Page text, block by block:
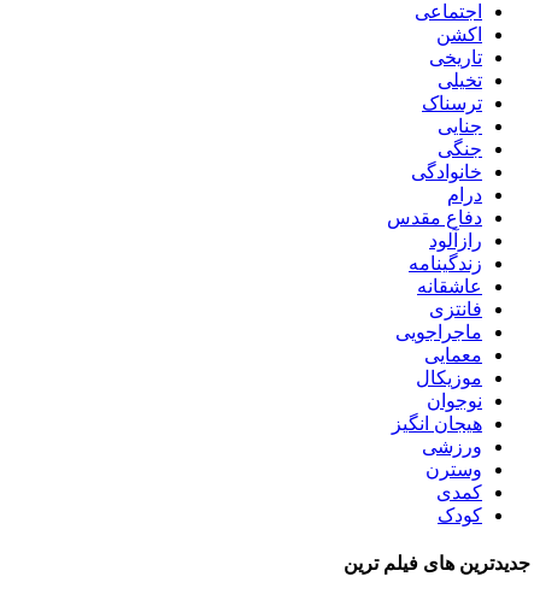
اجتماعی
اکشن
تاریخی
تخیلی
ترسناک
جنایی
جنگی
خانوادگی
درام
دفاع مقدس
رازآلود
زندگینامه
عاشقانه
فانتزی
ماجراجویی
معمایی
موزیکال
نوجوان
هیجان انگیز
ورزشی
وسترن
کمدی
کودک
جدیدترین های فیلم ترین